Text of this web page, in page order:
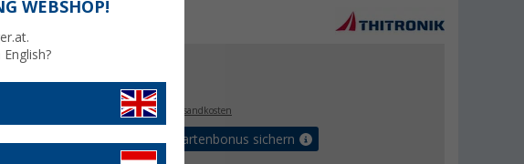
27, €
Preise inkl. MwSt.,zzgl. Versandkosten
Bis zu 5% Vorteilskartenbonus sichern
WEBSHOP!